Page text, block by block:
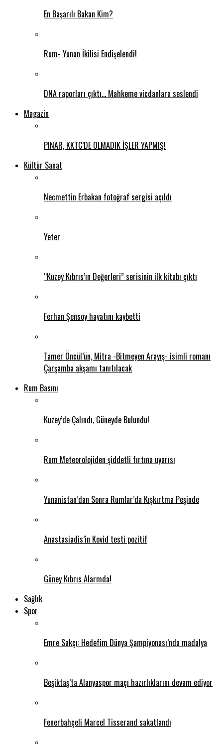
En Başarılı Bakan Kim?
Rum- Yunan İkilisi Endişelendi!
DNA raporları çıktı… Mahkeme vicdanlara seslendi
Magazin
PINAR, KKTC’DE OLMADIK İŞLER YAPMIŞ!
Kültür Sanat
Necmettin Erbakan fotoğraf sergisi açıldı
Yeter
“Kuzey Kıbrıs’ın Değerleri” serisinin ilk kitabı çıktı
Ferhan Şensoy hayatını kaybetti
Tamer Öncül’ün, Mitra -Bitmeyen Arayış- isimli romanı
Çarşamba akşamı tanıtılacak
Rum Basını
Kuzey’de Çalındı, Güneyde Bulundu!
Rum Meteorolojiden şiddetli fırtına uyarısı
Yunanistan’dan Sonra Rumlar’da Kışkırtma Peşinde
Anastasiadis’in Kovid testi pozitif
Güney Kıbrıs Alarmda!
Sağlık
Spor
Emre Sakçı: Hedefim Dünya Şampiyonası’nda madalya
Beşiktaş’ta Alanyaspor maçı hazırlıklarını devam ediyor
Fenerbahçeli Marcel Tisserand sakatlandı